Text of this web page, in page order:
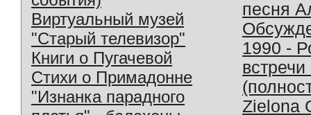
Виртуальный музей
"Старый телевизор"
Книги о Пугачевой
Стихи о Примадонне
"Изнанка парадного
песня
1990 -
Zielona